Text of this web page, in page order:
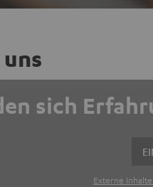
sich
Externe